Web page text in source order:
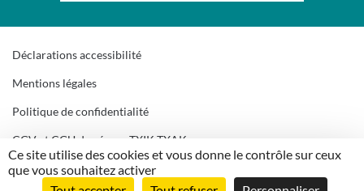
Ce site utilise des cookies et vous donne le contrôle sur ceux
que vous souhaitez activer
Déclarations accessibilité
Mentions légales
Politique de confidentialité
CGV et CGU du réseau TXIK TXAK
Gestion des cookies